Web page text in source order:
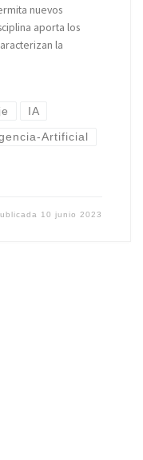
nuevos
aporta los
la
IA
Artificial
10 junio 2023